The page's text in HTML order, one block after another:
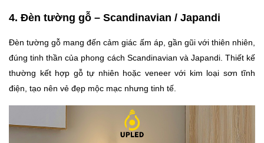
4. Đèn tường gỗ – Scandinavian / Japandi
Đèn tường gỗ mang đến cảm giác ấm áp, gần gũi với thiên nhiên,
đúng tinh thần của phong cách Scandinavian và Japandi. Thiết kế
thường kết hợp gỗ tự nhiên hoặc veneer với kim loại sơn tĩnh
điện, tạo nên vẻ đẹp mộc mạc nhưng tinh tế.